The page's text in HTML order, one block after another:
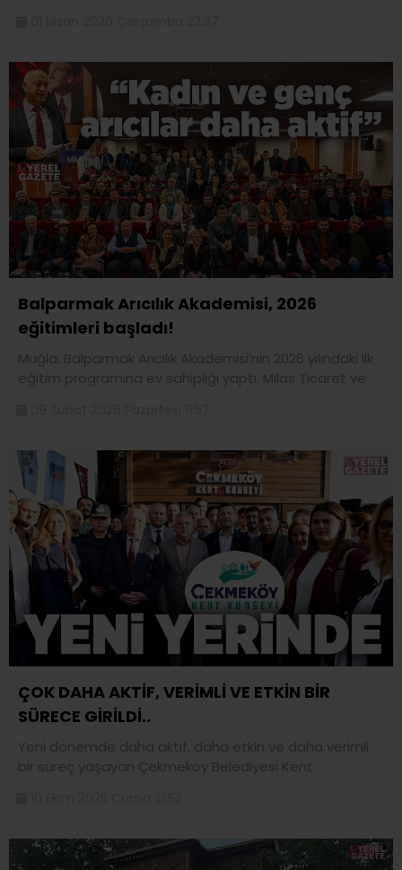
Balparmak Arıcılık Akademisi, 2026
eğitimleri başladı!
Muğla, Balparmak Arıcılık Akademisi’nin 2026 yılındaki ilk
eğitim programına ev sahipliği yaptı. Milas Ticaret ve
ÇOK DAHA AKTİF, VERİMLİ VE ETKİN BİR
SÜRECE GİRİLDİ..
Yeni dönemde daha aktif, daha etkin ve daha verimli
bir süreç yaşayan Çekmeköy Belediyesi Kent